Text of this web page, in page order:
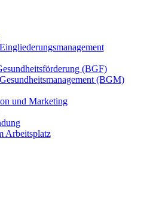
(BGF)
(BGM)
und Marketing
Arbeitsplatz